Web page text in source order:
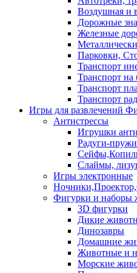
Воздушная и
Дорожные
Железные
Парковки,
Транспорт
Транспорт на
Транспорт
Транспорт
Игры для развлечений
Антистрессы
Игрушки
Радуги-
Слаймы,
Игры электронные
Фигурки и наборы
3D фигурки
Дикие
Динозавры
Домашние
Животные и
Морские